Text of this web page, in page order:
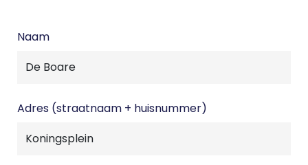
Naam
Adres (straatnaam + huisnummer)